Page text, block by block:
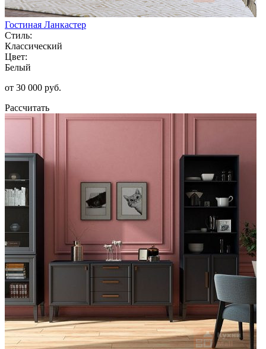
Гостиная Ланкастер
Стиль:
Классический
Цвет:
Белый
от 30 000 руб.
Рассчитать